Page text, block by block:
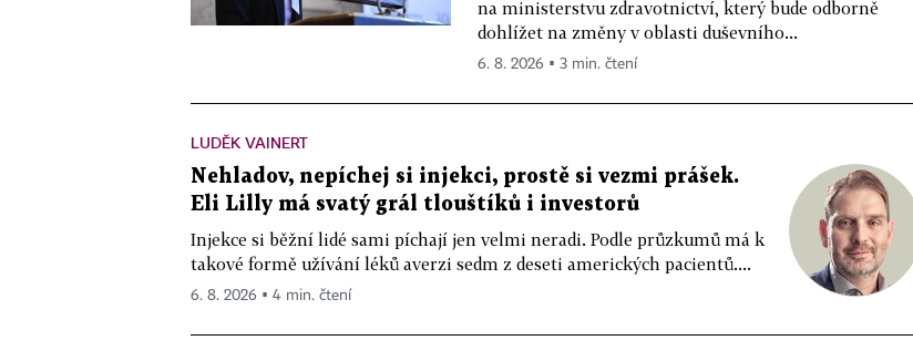
na ministerstvu zdravotnictví, který bude odborně
dohlížet na změny v oblasti duševního...
6. 8. 2026 ▪ 3 min. čtení
LUDĚK VAINERT
Nehladov, nepíchej si injekci, prostě si vezmi prášek.
Eli Lilly má svatý grál tlouštíků i investorů
Injekce si běžní lidé sami píchají jen velmi neradi. Podle průzkumů má k
takové formě užívání léků averzi sedm z deseti amerických pacientů....
6. 8. 2026 ▪ 4 min. čtení